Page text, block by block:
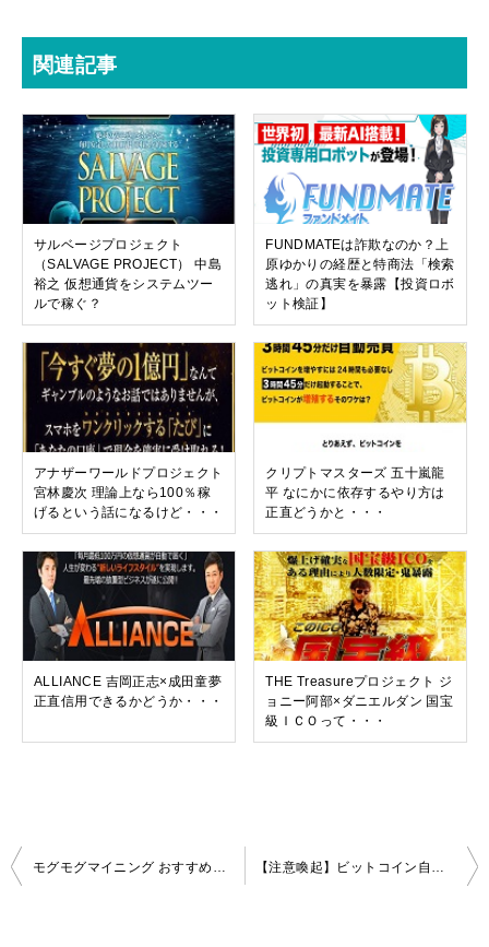
関連記事
サルベージプロジェクト
（SALVAGE PROJECT） 中島
裕之 仮想通貨をシステムツー
ルで稼ぐ？
FUNDMATEは詐欺なのか？上
原ゆかりの経歴と特商法「検索
逃れ」の真実を暴露【投資ロボ
ット検証】
アナザーワールドプロジェクト
宮林慶次 理論上なら100％稼
げるという話になるけど・・・
クリプトマスターズ 五十嵐龍
平 なにかに依存するやり方は
正直どうかと・・・
ALLIANCE 吉岡正志×成田童夢
正直信用できるかどうか・・・
THE Treasureプロジェクト ジ
ョニー阿部×ダニエルダン 国宝
級ＩＣＯって・・・
投
モグモグマイニング おすすめできる要素がない 【注意喚起】ビットコイン自動売買ツール「C-CAT」は危険？無料オファーの裏を徹底検証